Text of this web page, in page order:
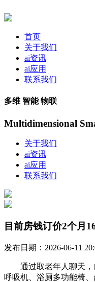
首页
关于我们
ai资讯
ai应用
联系我们
多维 智能 物联
Multidimensional
关于我们
ai资讯
ai应用
联系我们
目前房钱订价2个月
发布日期：2026-06-11
通过取老年人聊天，自
呼吸机、浴厕多功能椅